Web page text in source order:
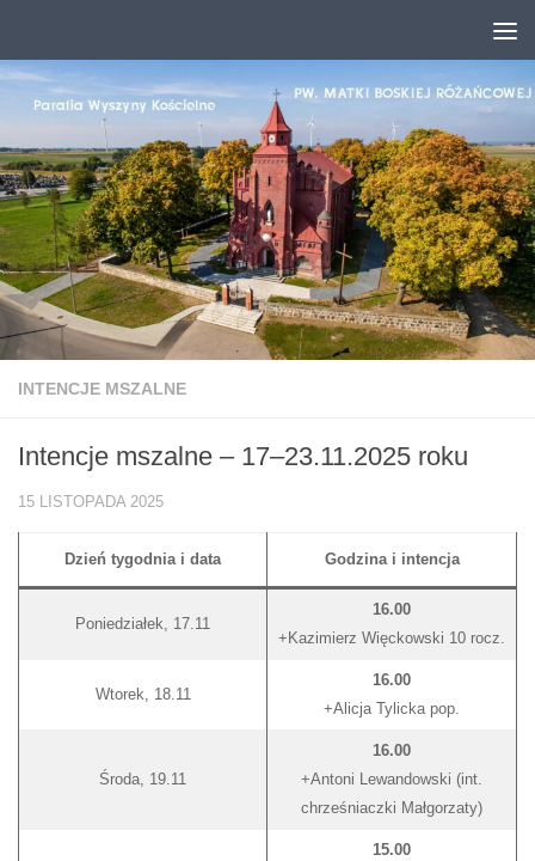
INTENCJE MSZALNE
Intencje mszalne – 17–23.11.2025 roku
15 LISTOPADA 2025
Dzień tygodnia i data Godzina i intencja
Poniedziałek, 17.11
16.00
+Kazimierz Więckowski 10 rocz.
Wtorek, 18.11
16.00
+Alicja Tylicka pop.
Środa, 19.11
16.00
+Antoni Lewandowski (int.
chrześniaczki Małgorzaty)
15.00